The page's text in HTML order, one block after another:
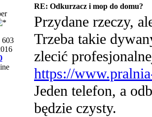
603
RE: Odkurzacz i mop do domu?
Przydane rzeczy,
Trzeba takie
zlecić
https://
Jeden telefon, a
będzie czysty.